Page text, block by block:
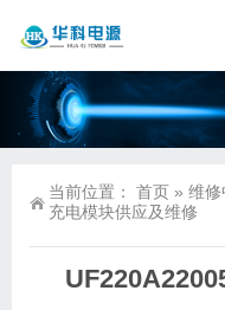
当前位置： 首页 » 维修
充电模块供应及维修